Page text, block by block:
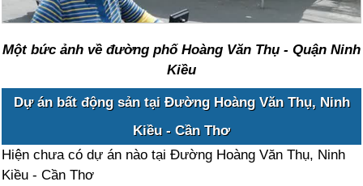
Một bức ảnh về đường phố Hoàng Văn Thụ - Quận Ninh
Kiều
Dự án bất động sản tại Đường Hoàng Văn Thụ, Ninh
Kiều - Cần Thơ
Hiện chưa có dự án nào tại Đường Hoàng Văn Thụ, Ninh
Kiều - Cần Thơ